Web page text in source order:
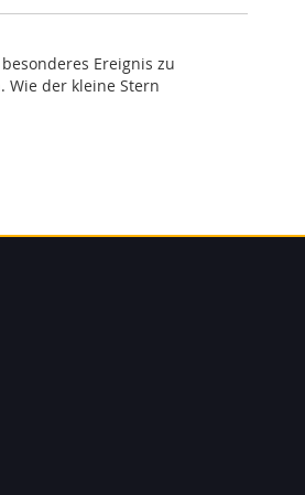
Ereignis zu
Wie der kleine Stern